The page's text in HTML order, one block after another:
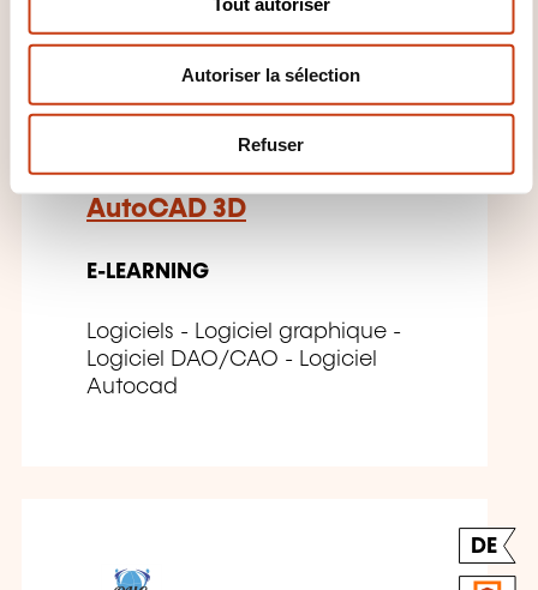
n
Autoriser la sélection
Refuser
AutoCAD 3D
E-LEARNING
Logiciels - Logiciel graphique -
Logiciel DAO/CAO - Logiciel
Autocad
DE